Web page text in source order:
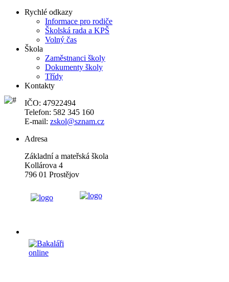
Rychlé odkazy
Informace pro rodiče
Školská rada a KPŠ
Volný čas
Škola
Zaměstnanci školy
Dokumenty školy
Třídy
Kontakty
IČO: 47922494
Telefon: 582 345 160
E-mail: zskol@sznam.cz
Adresa
Základní a mateřská škola
Kollárova 4
796 01 Prostějov